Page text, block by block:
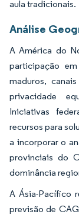
aula tradicionais.
Análise
A América do
participação
maduros,
privacidade
Iniciativas
recursos para
a incorporar o
provinciais do
dominância
A Ásia-Pacífico
previsão de